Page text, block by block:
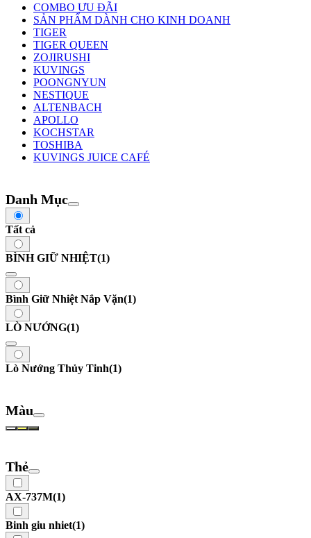
COMBO ƯU ĐÃI
SẢN PHẨM DÀNH CHO KINH DOANH
TIGER
TIGER QUEEN
ZOJIRUSHI
KUVINGS
POONGNYUN
NESTIQUE
ALTENBACH
APOLLO
KOCHSTAR
TOSHIBA
KUVINGS JUICE CAFÉ
Danh Mục
Tất cả
BÌNH GIỮ NHIỆT(1)
Bình Giữ Nhiệt Nắp Vặn(1)
LÒ NƯỚNG(1)
Lò Nướng Thủy Tinh(1)
Màu
Thẻ
AX-737M(1)
Binh giu nhiet(1)